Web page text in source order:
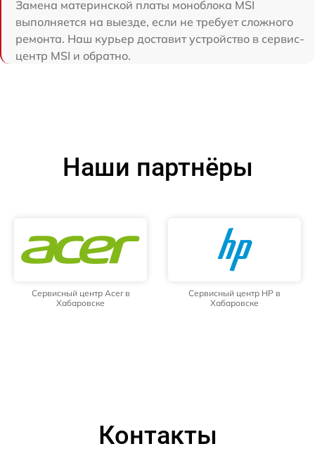
Замена материнской платы моноблока MSI
выполняется на выезде, если не требует сложного
ремонта. Наш курьер доставит устройство в сервис-
центр MSI и обратно.
Наши партнёры
Сервисный центр Acer в
Хабаровске
Сервисный центр HP в
Хабаровске
Контакты